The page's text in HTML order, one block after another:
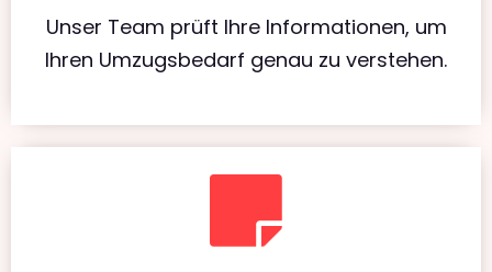
Unser Team prüft Ihre Informationen, um
Ihren Umzugsbedarf genau zu verstehen.